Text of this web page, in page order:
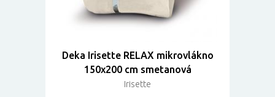
Deka Irisette RELAX mikrovlákno
150x200 cm smetanová
Irisette